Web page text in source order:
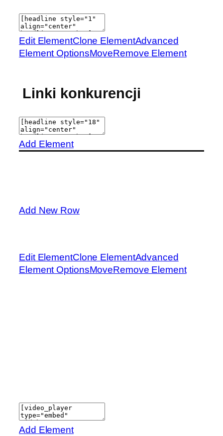
Edit ElementClone ElementAdvanced
Element OptionsMoveRemove Element
Linki konkurencji
Add Element
Add New Row
Edit ElementClone ElementAdvanced
Element OptionsMoveRemove Element
Add Element